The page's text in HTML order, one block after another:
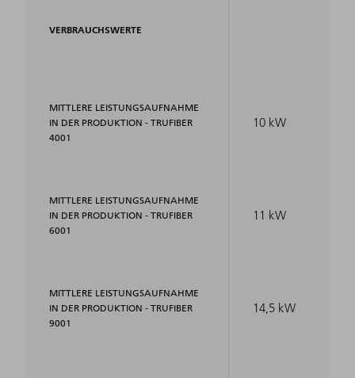
VERBRAUCHSWERTE
MITTLERE LEISTUNGSAUFNAHME
IN DER PRODUKTION - TRUFIBER
4001
MITTLERE LEISTUNGSAUFNAHME
IN DER PRODUKTION - TRUFIBER
6001
MITTLERE LEISTUNGSAUFNAHME
IN DER PRODUKTION - TRUFIBER
9001
10 kW
11 kW
14,5 kW